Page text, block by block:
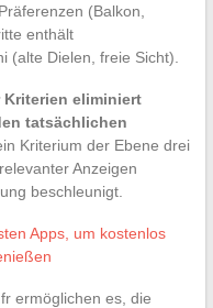
(Balkon,
enthält
(alte Dielen, freie Sicht).
Kriterien eliminiert
tatsächlichen
Kriterium der Ebene drei
Anzeigen
beschleunigt.
Apps, um kostenlos
ermöglichen es, die